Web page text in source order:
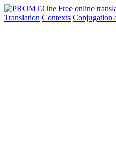
Translation Contexts Conjugation